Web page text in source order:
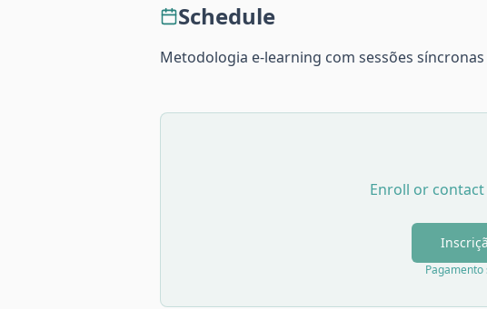
Schedule
Metodologia e-learning com sessões
Enroll or